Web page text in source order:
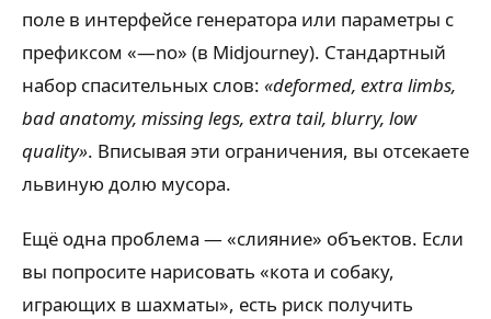
поле в интерфейсе генератора или параметры с
префиксом «—no» (в Midjourney). Стандартный
набор спасительных слов: «deformed, extra limbs,
bad anatomy, missing legs, extra tail, blurry, low
quality». Вписывая эти ограничения, вы отсекаете
львиную долю мусора.
Ещё одна проблема — «слияние» объектов. Если
вы попросите нарисовать «кота и собаку,
играющих в шахматы», есть риск получить